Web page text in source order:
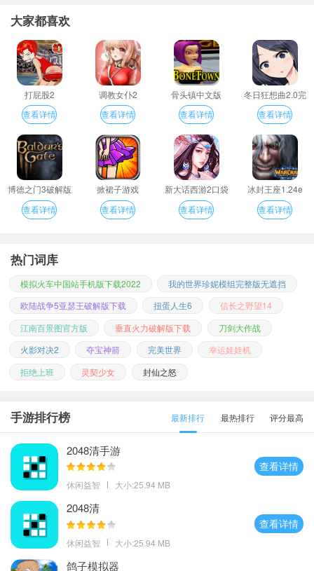
大家都喜欢
打屁股2
查看详情
调教女仆2
查看详情
骨头镇中文版
查看详情
冬日狂想曲2.0完
整汉化版
查看详情
博德之门3破解版
查看详情
掀裙子游戏
查看详情
新大话西游2口袋
版
查看详情
冰封王座1.24e
查看详情
热门词库
模拟火车中国站手机版下载2022
我的世界珍妮模组完整版无遮挡
欧陆战争5亚瑟王破解版下载
扭蛋人生6
信长之野望14
江南百景图官方版
垂直火力破解版下载
刀剑大作战
火影对决2
夺宝神箭 完美世界
幸运娃娃机
拒绝上班
灵契少女 封仙之怒
手游排行榜 最新排行 最热排行 评分最高
2048清手游
休闲益智 大小:25.94 MB
查看详情
2048清
休闲益智 大小:25.94 MB
查看详情
鸽子模拟器